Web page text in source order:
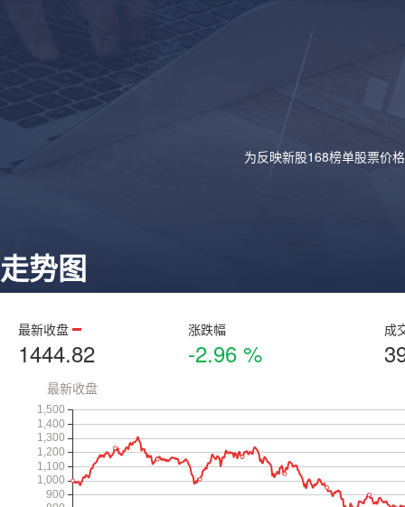
为反映新股168榜单股票价
走势图
最新收盘
1444.82
涨跌幅
-2.96 %
成